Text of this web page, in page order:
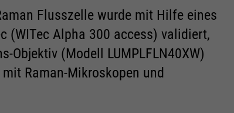
Flusszelle wurde mit Hilfe eines
(WITec Alpha 300 access) validiert,
Objektiv (Modell LUMPLFLN40XW)
Raman-Mikroskopen und